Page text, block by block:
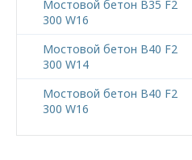
Мостовой бетон В35 F2
300 W16
Мостовой бетон В40 F2
300 W14
Мостовой бетон В40 F2
300 W16